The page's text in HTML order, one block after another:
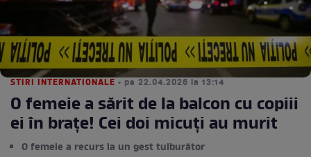
STIRI INTERNATIONALE • pe 22.04.2026 la 13:14
O femeie a sărit de la balcon cu copiii
ei în brațe! Cei doi micuți au murit
O femeie a recurs la un gest tulburător